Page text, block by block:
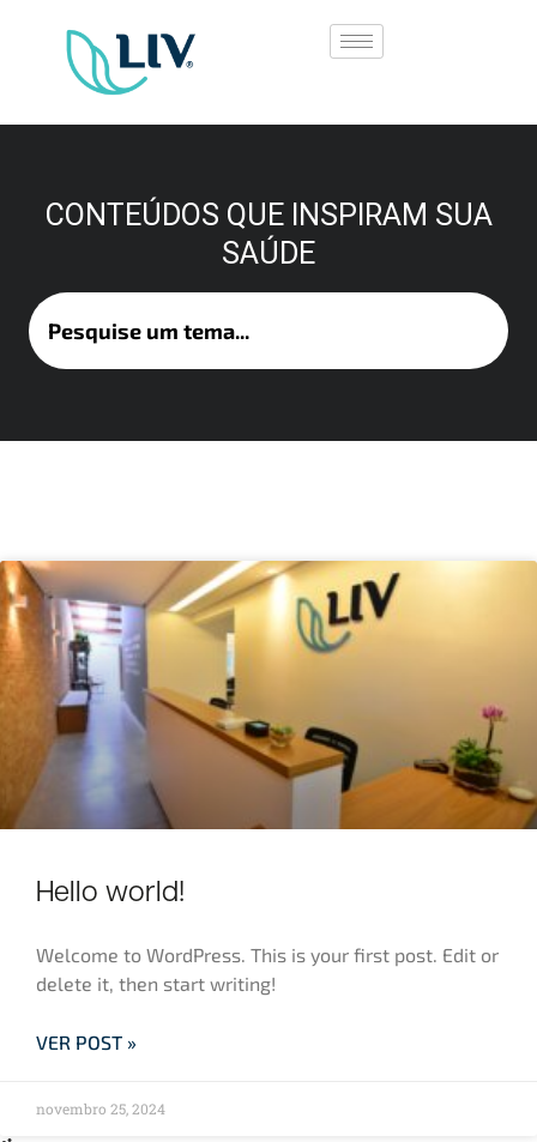
CONTEÚDOS QUE INSPIRAM SUA
SAÚDE
Hello world!
Welcome to WordPress. This is your first post. Edit or
delete it, then start writing!
VER POST »
novembro 25, 2024